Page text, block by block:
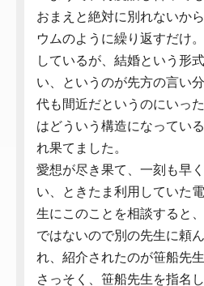
おまえと絶対に別れないか
ウムのように繰り返すだけ
しているが、結婚という形
い、というのが先方の言い
代も間近だというのにいっ
はどういう構造になってい
れ果てました。
愛想が尽き果て、一刻も早
い、ときたま利用していた
生にこのことを相談すると
ではないので別の先生に頼
れ、紹介されたのが笹船先生
さっそく、笹船先生を指名